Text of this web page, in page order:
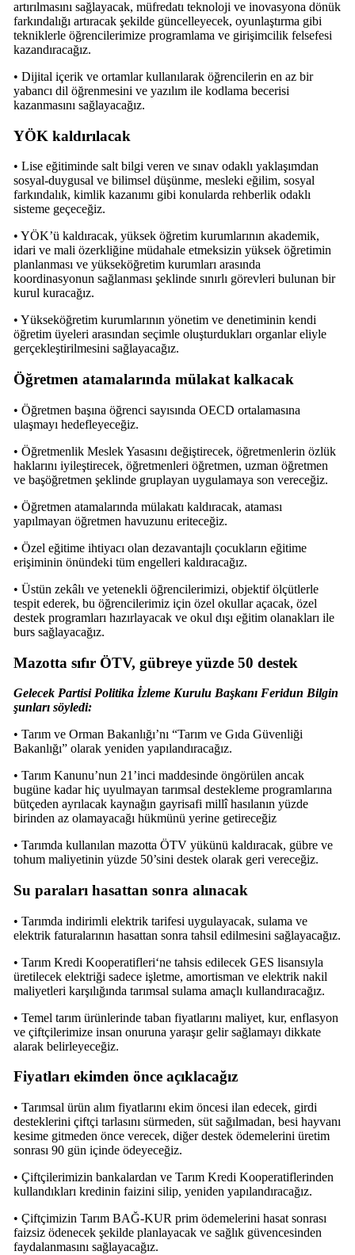
artırılmasını sağlayacak, müfredatı teknoloji ve inovasyona dönük
farkındalığı artıracak şekilde güncelleyecek, oyunlaştırma gibi
tekniklerle öğrencilerimize programlama ve girişimcilik felsefesi
kazandıracağız.
• Dijital içerik ve ortamlar kullanılarak öğrencilerin en az bir
yabancı dil öğrenmesini ve yazılım ile kodlama becerisi
kazanmasını sağlayacağız.
YÖK kaldırılacak
• Lise eğitiminde salt bilgi veren ve sınav odaklı yaklaşımdan
sosyal-duygusal ve bilimsel düşünme, mesleki eğilim, sosyal
farkındalık, kimlik kazanımı gibi konularda rehberlik odaklı
sisteme geçeceğiz.
• YÖK’ü kaldıracak, yüksek öğretim kurumlarının akademik,
idari ve mali özerkliğine müdahale etmeksizin yüksek öğretimin
planlanması ve yükseköğretim kurumları arasında
koordinasyonun sağlanması şeklinde sınırlı görevleri bulunan bir
kurul kuracağız.
• Yükseköğretim kurumlarının yönetim ve denetiminin kendi
öğretim üyeleri arasından seçimle oluşturdukları organlar eliyle
gerçekleştirilmesini sağlayacağız.
Öğretmen atamalarında mülakat kalkacak
• Öğretmen başına öğrenci sayısında OECD ortalamasına
ulaşmayı hedefleyeceğiz.
• Öğretmenlik Meslek Yasasını değiştirecek, öğretmenlerin özlük
haklarını iyileştirecek, öğretmenleri öğretmen, uzman öğretmen
ve başöğretmen şeklinde gruplayan uygulamaya son vereceğiz.
• Öğretmen atamalarında mülakatı kaldıracak, ataması
yapılmayan öğretmen havuzunu eriteceğiz.
• Özel eğitime ihtiyacı olan dezavantajlı çocukların eğitime
erişiminin önündeki tüm engelleri kaldıracağız.
• Üstün zekâlı ve yetenekli öğrencilerimizi, objektif ölçütlerle
tespit ederek, bu öğrencilerimiz için özel okullar açacak, özel
destek programları hazırlayacak ve okul dışı eğitim olanakları ile
burs sağlayacağız.
Mazotta sıfır ÖTV, gübreye yüzde 50 destek
Gelecek Partisi Politika İzleme Kurulu Başkanı Feridun Bilgin
şunları söyledi:
• Tarım ve Orman Bakanlığı’nı “Tarım ve Gıda Güvenliği
Bakanlığı” olarak yeniden yapılandıracağız.
• Tarım Kanunu’nun 21’inci maddesinde öngörülen ancak
bugüne kadar hiç uyulmayan tarımsal destekleme programlarına
bütçeden ayrılacak kaynağın gayrisafi millî hasılanın yüzde
birinden az olamayacağı hükmünü yerine getireceğiz
• Tarımda kullanılan mazotta ÖTV yükünü kaldıracak, gübre ve
tohum maliyetinin yüzde 50’sini destek olarak geri vereceğiz.
Su paraları hasattan sonra alınacak
• Tarımda indirimli elektrik tarifesi uygulayacak, sulama ve
elektrik faturalarının hasattan sonra tahsil edilmesini sağlayacağız.
• Tarım Kredi Kooperatifleri‘ne tahsis edilecek GES lisansıyla
üretilecek elektriği sadece işletme, amortisman ve elektrik nakil
maliyetleri karşılığında tarımsal sulama amaçlı kullandıracağız.
• Temel tarım ürünlerinde taban fiyatlarını maliyet, kur, enflasyon
ve çiftçilerimize insan onuruna yaraşır gelir sağlamayı dikkate
alarak belirleyeceğiz.
Fiyatları ekimden önce açıklacağız
• Tarımsal ürün alım fiyatlarını ekim öncesi ilan edecek, girdi
desteklerini çiftçi tarlasını sürmeden, süt sağılmadan, besi hayvanı
kesime gitmeden önce verecek, diğer destek ödemelerini üretim
sonrası 90 gün içinde ödeyeceğiz.
• Çiftçilerimizin bankalardan ve Tarım Kredi Kooperatiflerinden
kullandıkları kredinin faizini silip, yeniden yapılandıracağız.
• Çiftçimizin Tarım BAĞ-KUR prim ödemelerini hasat sonrası
faizsiz ödenecek şekilde planlayacak ve sağlık güvencesinden
faydalanmasını sağlayacağız.